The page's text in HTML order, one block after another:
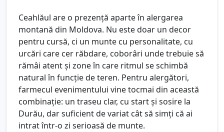
Ceahlăul are o prezență aparte în alergarea
montană din Moldova. Nu este doar un decor
pentru cursă, ci un munte cu personalitate, cu
urcări care cer răbdare, coborâri unde trebuie să
rămâi atent și zone în care ritmul se schimbă
natural în funcție de teren. Pentru alergători,
farmecul evenimentului vine tocmai din această
combinație: un traseu clar, cu start și sosire la
Durău, dar suficient de variat cât să simți că ai
intrat într-o zi serioasă de munte.